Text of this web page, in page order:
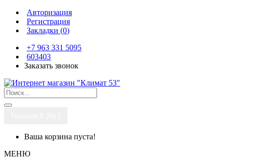
Авторизация
Регистрация
Закладки (0)
+7 963 331 5095
603403
Заказать звонок
Ваша корзина пуста!
МЕНЮ